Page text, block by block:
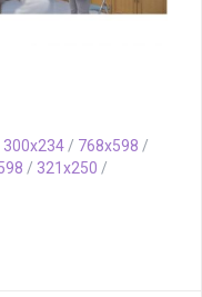
300x234 / 768x598 /
/ 321x250 /